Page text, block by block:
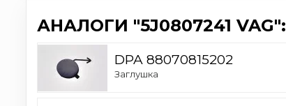
АНАЛОГИ "5J0807241 VAG":
DPA 88070815202
Заглушка